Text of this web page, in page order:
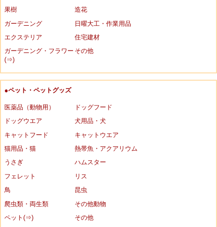
果樹
造花
ガーデニング
日曜大工・作業用品
エクステリア
住宅建材
ガーデニング・フラワー
(⇒)
その他
●ペット・ペットグッズ
医薬品（動物用）
ドッグフード
ドッグウエア
犬用品・犬
キャットフード
キャットウエア
猫用品・猫
熱帯魚・アクアリウム
うさぎ
ハムスター
フェレット
リス
鳥
昆虫
爬虫類・両生類
その他動物
ペット(⇒)
その他